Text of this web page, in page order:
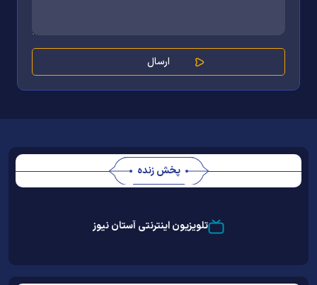
پخش زنده
تلویزیون اینترنتی آستان نیوز